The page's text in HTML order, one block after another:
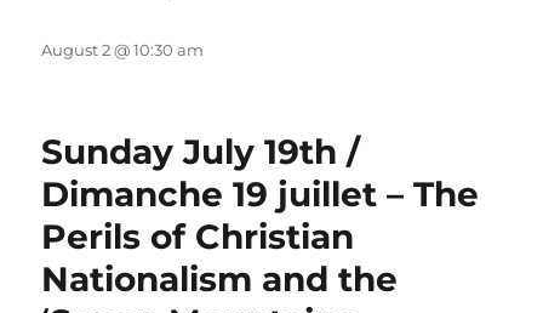
August 2 @ 10:30 am
Sunday July 19th /
Dimanche 19 juillet – The
Perils of Christian
Nationalism and the